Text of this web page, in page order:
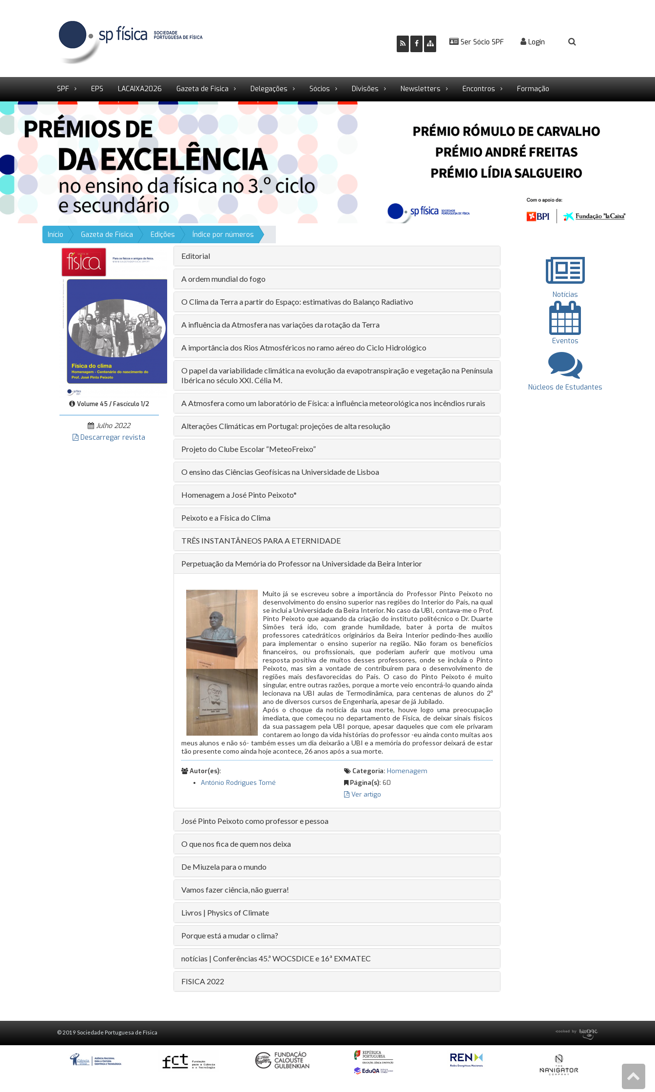
Ser Sócio SPF Login
SPF EPS LACAIXA2026 Gazeta de Física Delegações Sócios Divisões Newsletters Encontros Formação
Início Gazeta de Física Edições Índice por números
Volume 45 / Fascículo 1/2
Julho 2022
Descarregar revista
Editorial
A ordem mundial do fogo
O Clima da Terra a partir do Espaço: estimativas do Balanço Radiativo
A influência da Atmosfera nas variações da rotação da Terra
A importância dos Rios Atmosféricos no ramo aéreo do Ciclo Hidrológico
O papel da variabilidade climática na evolução da evapotranspiração e vegetação na Península
Ibérica no século XXI. Célia M.
A Atmosfera como um laboratório de Física: a influência meteorológica nos incêndios rurais
Alterações Climáticas em Portugal: projeções de alta resolução
Projeto do Clube Escolar “MeteoFreixo”
O ensino das Ciências Geofísicas na Universidade de Lisboa
Homenagem a José Pinto Peixoto*
Peixoto e a Física do Clima
TRÊS INSTANTÂNEOS PARA A ETERNIDADE
Perpetuação da Memória do Professor na Universidade da Beira Interior
Muito já se escreveu sobre a importância do Professor Pinto Peixoto no
desenvolvimento do ensino superior nas regiões do Interior do País, na qual
se inclui a Universidade da Beira Interior. No caso da UBI, contava-me o Prof.
Pinto Peixoto que aquando da criação do instituto politécnico o Dr. Duarte
Simões terá ido, com grande humildade, bater à porta de muitos
professores catedráticos originários da Beira Interior pedindo-lhes auxílio
para implementar o ensino superior na região. Não foram os benefícios
financeiros, ou profissionais, que poderiam auferir que motivou uma
resposta positiva de muitos desses professores, onde se incluía o Pinto
Peixoto, mas sim a vontade de contribuírem para o desenvolvimento de
regiões mais desfavorecidas do País. O caso do Pinto Peixoto é muito
singular, entre outras razões, porque a morte veio encontrá-lo quando ainda
lecionava na UBI aulas de Termodinâmica, para centenas de alunos do 2º
ano de diversos cursos de Engenharia, apesar de já Jubilado.
Após o choque da notícia da sua morte, houve logo uma preocupação
imediata, que começou no departamento de Física, de deixar sinais físicos
da sua passagem pela UBI porque, apesar daqueles que com ele privaram
contarem ao longo da vida histórias do professor -eu ainda conto muitas aos
meus alunos e não só- também esses um dia deixarão a UBI e a memória do professor deixará de estar
tão presente como ainda hoje acontece, 26 anos após a sua morte.
Autor(es):
António Rodrigues Tomé
Categoria: Homenagem
Página(s): 60
Ver artigo
José Pinto Peixoto como professor e pessoa
O que nos fica de quem nos deixa
De Miuzela para o mundo
Vamos fazer ciência, não guerra!
Livros | Physics of Climate
Porque está a mudar o clima?
notícias | Conferências 45.ª WOCSDICE e 16ª EXMATEC
FISICA 2022
Notícias
Eventos
Núcleos de Estudantes
© 2019 Sociedade Portuguesa de Física